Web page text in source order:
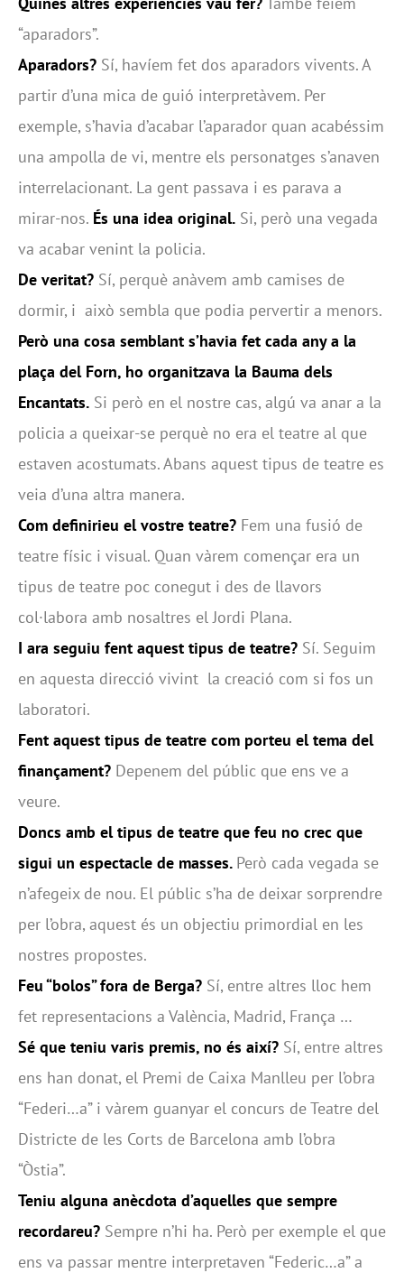
“aparadors”.
Aparadors? Sí, havíem fet dos aparadors vivents. A
partir d’una mica de guió interpretàvem. Per
exemple, s’havia d’acabar l’aparador quan acabéssim
una ampolla de vi, mentre els personatges s’anaven
interrelacionant. La gent passava i es parava a
mirar-nos. És una idea original. Si, però una vegada
va acabar venint la policia.
De veritat? Sí, perquè anàvem amb camises de
dormir, i això sembla que podia pervertir a menors.
Però una cosa semblant s’havia fet cada any a la
plaça del Forn, ho organitzava la Bauma dels
Encantats. Si però en el nostre cas, algú va anar a la
policia a queixar-se perquè no era el teatre al que
estaven acostumats. Abans aquest tipus de teatre es
veia d’una altra manera.
Com definirieu el vostre teatre? Fem una fusió de
teatre físic i visual. Quan vàrem començar era un
tipus de teatre poc conegut i des de llavors
col·labora amb nosaltres el Jordi Plana.
I ara seguiu fent aquest tipus de teatre? Sí. Seguim
en aquesta direcció vivint la creació com si fos un
laboratori.
Fent aquest tipus de teatre com porteu el tema del
finançament? Depenem del públic que ens ve a
veure.
Doncs amb el tipus de teatre que feu no crec que
sigui un espectacle de masses. Però cada vegada se
n’afegeix de nou. El públic s’ha de deixar sorprendre
per l’obra, aquest és un objectiu primordial en les
nostres propostes.
Feu “bolos” fora de Berga? Sí, entre altres lloc hem
fet representacions a València, Madrid, França …
Sé que teniu varis premis, no és així? Sí, entre altres
ens han donat, el Premi de Caixa Manlleu per l’obra
“Federi…a” i vàrem guanyar el concurs de Teatre del
Districte de les Corts de Barcelona amb l’obra
“Òstia”.
Teniu alguna anècdota d’aquelles que sempre
recordareu? Sempre n’hi ha. Però per exemple el que
ens va passar mentre interpretaven “Federic…a” a